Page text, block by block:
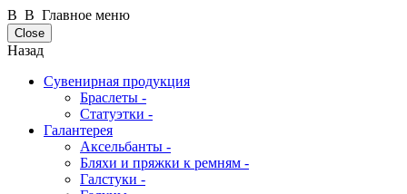
В В Главное меню
Close
Назад
Сувенирная продукция
Браслеты -
Статуэтки -
Галантерея
Аксельбанты -
Бляхи и пряжки к ремням -
Галстуки -